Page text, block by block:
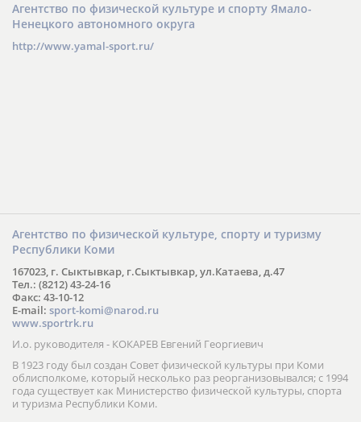
Агентство по физической культуре и спорту Ямало-
Ненецкого автономного округа
http://www.yamal-sport.ru/
Агентство по физической культуре, спорту и туризму
Республики Коми
167023, г. Сыктывкар, г.Сыктывкар, ул.Катаева, д.47
Тел.: (8212) 43-24-16
Факс: 43-10-12
E-mail: sport-komi@narod.ru
www.sportrk.ru
И.о. руководителя - КОКАРЕВ Евгений Георгиевич
В 1923 году был создан Совет физической культуры при Коми
облисполкоме, который несколько раз реорганизовывался; с 1994
года существует как Министерство физической культуры, спорта
и туризма Республики Коми.